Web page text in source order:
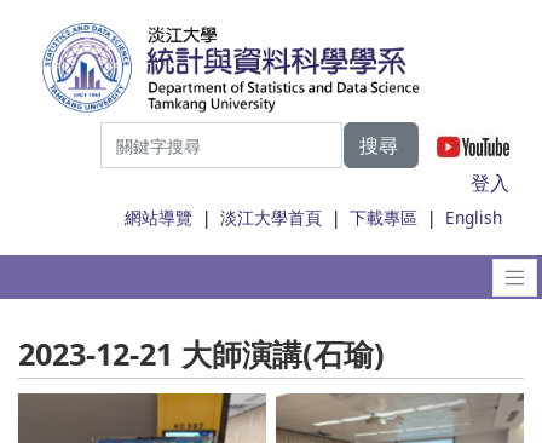
搜尋
登入
網站導覽 |淡江大學首頁 |下載專區 | English
2023-12-21 大師演講(石瑜)